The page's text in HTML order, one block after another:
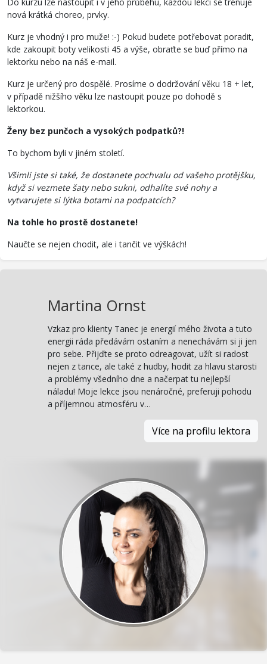
nová krátká choreo, prvky.
Kurz je vhodný i pro muže! :-) Pokud budete potřebovat poradit,
kde zakoupit boty velikosti 45 a výše, obraťte se buď přímo na
lektorku nebo na náš e-mail.
Kurz je určený pro dospělé. Prosíme o dodržování věku 18 + let,
v případě nižšího věku lze nastoupit pouze po dohodě s
lektorkou.
Ženy bez punčoch a vysokých podpatků?!
To bychom byli v jiném století.
Všimli jste si také, že dostanete pochvalu od vašeho protějšku,
když si vezmete šaty nebo sukni, odhalíte své nohy a
vytvarujete si lýtka botami na podpatcích?
Na tohle ho prostě dostanete!
Naučte se nejen chodit, ale i tančit ve výškách!
Martina Ornst
Vzkaz pro klienty Tanec je energií mého života a tuto
energii ráda předávám ostaním a nenechávám si ji jen
pro sebe. Přijďte se proto odreagovat, užít si radost
nejen z tance, ale také z hudby, hodit za hlavu starosti
a problémy všedního dne a načerpat tu nejlepší
náladu! Moje lekce jsou nenáročné, preferuji pohodu
a příjemnou atmosféru v…
Více na profilu lektora